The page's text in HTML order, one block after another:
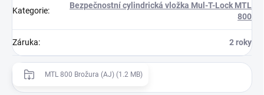
Kategorie:
Bezpečnostní cylindrická vložka Mul-T-Lock MTL
800
Záruka: 2 roky
MTL 800 Brožura (AJ) (1.2 MB)